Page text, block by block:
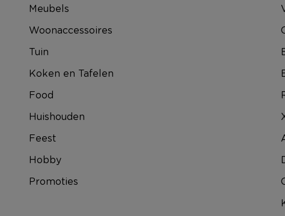
Meubels
Woonaccessoires
Tuin
Koken en Tafelen
Food
Huishouden
Feest
Hobby
Promoties